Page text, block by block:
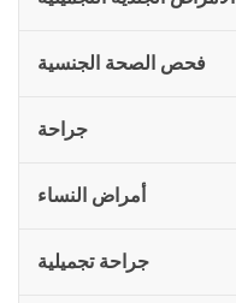
فحص الصحة الجنسية
جراحة
أمراض النساء
جراحة تجميلية